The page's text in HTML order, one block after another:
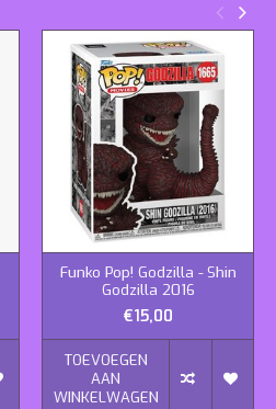
Funko Pop! Godzilla - Shin
Godzilla 2016
€15,00
TOEVOEGEN
AAN
WINKELWAGEN